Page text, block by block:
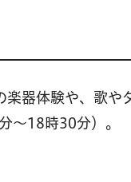
楽器体験や、歌や
～18時30分）。